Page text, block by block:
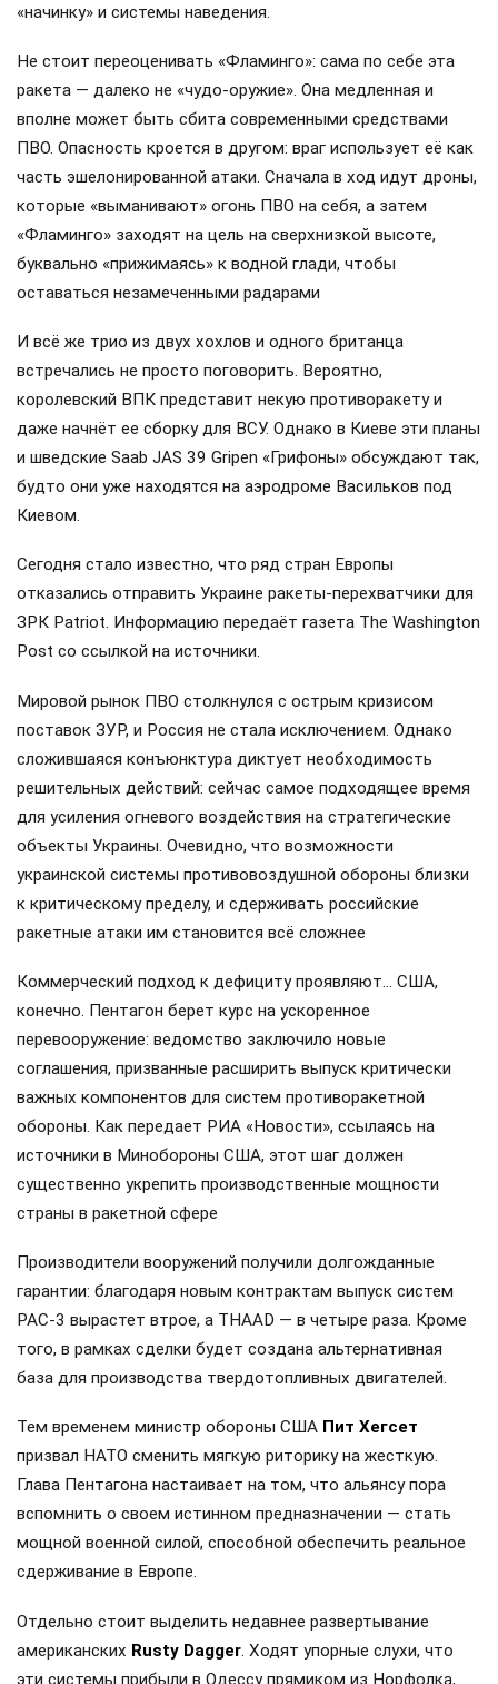
«начинку» и системы наведения.
Не стоит переоценивать «Фламинго»: сама по себе эта
ракета — далеко не «чудо-оружие». Она медленная и
вполне может быть сбита современными средствами
ПВО. Опасность кроется в другом: враг использует её как
часть эшелонированной атаки. Сначала в ход идут дроны,
которые «выманивают» огонь ПВО на себя, а затем
«Фламинго» заходят на цель на сверхнизкой высоте,
буквально «прижимаясь» к водной глади, чтобы
оставаться незамеченными радарами
И всё же трио из двух хохлов и одного британца
встречались не просто поговорить. Вероятно,
королевский ВПК представит некую противоракету и
даже начнёт ее сборку для ВСУ. Однако в Киеве эти планы
и шведские Saab JAS 39 Gripen «Грифоны» обсуждают так,
будто они уже находятся на аэродроме Васильков под
Киевом.
Сегодня стало известно, что ряд стран Европы
отказались отправить Украине ракеты-перехватчики для
ЗРК Patriot. Информацию передаёт газета The Washington
Post со ссылкой на источники.
Мировой рынок ПВО столкнулся с острым кризисом
поставок ЗУР, и Россия не стала исключением. Однако
сложившаяся конъюнктура диктует необходимость
решительных действий: сейчас самое подходящее время
для усиления огневого воздействия на стратегические
объекты Украины. Очевидно, что возможности
украинской системы противовоздушной обороны близки
к критическому пределу, и сдерживать российские
ракетные атаки им становится всё сложнее
Коммерческий подход к дефициту проявляют… США,
конечно. Пентагон берет курс на ускоренное
перевооружение: ведомство заключило новые
соглашения, призванные расширить выпуск критически
важных компонентов для систем противоракетной
обороны. Как передает РИА «Новости», ссылаясь на
источники в Минобороны США, этот шаг должен
существенно укрепить производственные мощности
страны в ракетной сфере
Производители вооружений получили долгожданные
гарантии: благодаря новым контрактам выпуск систем
PAC-3 вырастет втрое, а THAAD — в четыре раза. Кроме
того, в рамках сделки будет создана альтернативная
база для производства твердотопливных двигателей.
Тем временем министр обороны США Пит Хегсет
призвал НАТО сменить мягкую риторику на жесткую.
Глава Пентагона настаивает на том, что альянсу пора
вспомнить о своем истинном предназначении — стать
мощной военной силой, способной обеспечить реальное
сдерживание в Европе.
Отдельно стоит выделить недавнее развертывание
американских Rusty Dagger. Ходят упорные слухи, что
эти системы прибыли в Одессу прямиком из Норфолка,